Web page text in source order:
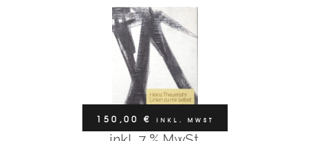
150,00€ INKL. MWST